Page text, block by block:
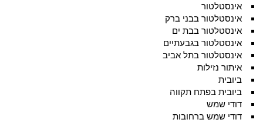
אינסטלטור
אינסטלטור בבני ברק
אינסטלטור בבת ים
אינסטלטור בגבעתיים
אינסטלטור בתל אביב
איתור נזילות
ביובית
ביובית בפתח תקווה
דודי שמש
דודי שמש ברחובות